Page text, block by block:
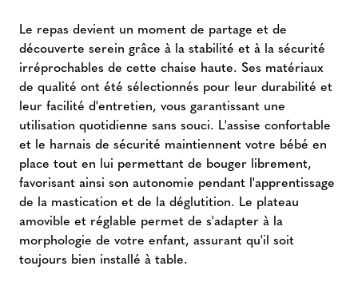
Le repas devient un moment de partage et de
découverte serein grâce à la stabilité et à la sécurité
irréprochables de cette chaise haute. Ses matériaux
de qualité ont été sélectionnés pour leur durabilité et
leur facilité d'entretien, vous garantissant une
utilisation quotidienne sans souci. L'assise confortable
et le harnais de sécurité maintiennent votre bébé en
place tout en lui permettant de bouger librement,
favorisant ainsi son autonomie pendant l'apprentissage
de la mastication et de la déglutition. Le plateau
amovible et réglable permet de s'adapter à la
morphologie de votre enfant, assurant qu'il soit
toujours bien installé à table.